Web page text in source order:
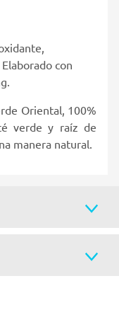
con
Oriental, 100%
verde y raíz de
manera natural.